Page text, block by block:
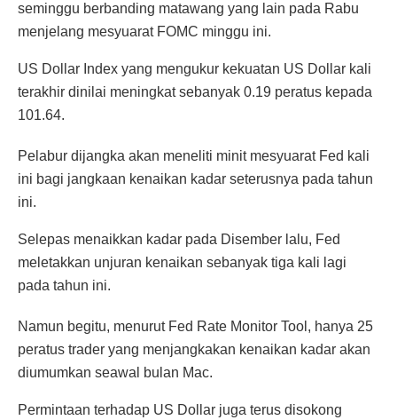
seminggu berbanding matawang yang lain pada Rabu
menjelang mesyuarat FOMC minggu ini.
US Dollar Index yang mengukur kekuatan US Dollar kali
terakhir dinilai meningkat sebanyak 0.19 peratus kepada
101.64.
Pelabur dijangka akan meneliti minit mesyuarat Fed kali
ini bagi jangkaan kenaikan kadar seterusnya pada tahun
ini.
Selepas menaikkan kadar pada Disember lalu, Fed
meletakkan unjuran kenaikan sebanyak tiga kali lagi
pada tahun ini.
Namun begitu, menurut Fed Rate Monitor Tool, hanya 25
peratus trader yang menjangkakan kenaikan kadar akan
diumumkan seawal bulan Mac.
Permintaan terhadap US Dollar juga terus disokong